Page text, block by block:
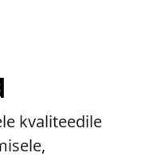
kvaliteedile